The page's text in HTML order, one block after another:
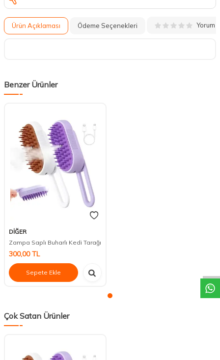
Ürün Açıklaması Ödeme Seçenekleri Yorum
Benzer Ürünler
DİĞER
Zampa Saplı Buharlı Kedi Tarağı
300,00TL
Sepete Ekle
Çok Satan Ürünler